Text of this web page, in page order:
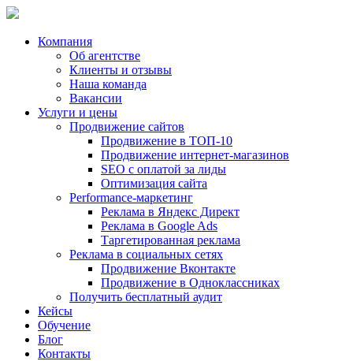
Компания
Об агентстве
Клиенты и отзывы
Наша команда
Вакансии
Услуги и цены
Продвижение сайтов
Продвижение в ТОП-10
Продвижение интернет-магазинов
SEO с оплатой за лиды
Оптимизация сайта
Performance-маркетинг
Реклама в Яндекс Директ
Реклама в Google Ads
Таргетированная реклама
Реклама в социальных сетях
Продвижение Вконтакте
Продвижение в Одноклассниках
Получить бесплатный аудит
Кейсы
Обучение
Блог
Контакты